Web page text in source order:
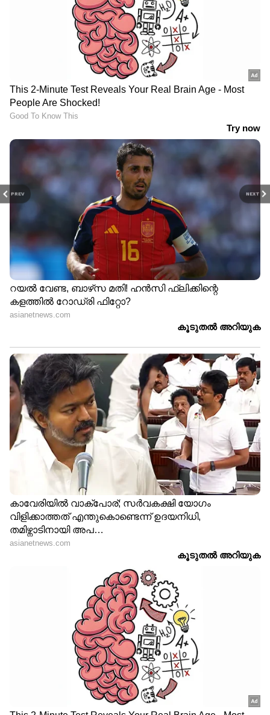
PREV NEXT
കാലാവധി കഴിഞ്ഞ് 6
വർഷമായിട്ടും നിക്ഷേപം
തിരികെ കിട്ടിയില്ല; എന്ത്
ചെയ്യണമെന്നറിയാതെ
പ്രവാസി
ഇറാനെതിരായ ആക്രമണം
മാറ്റി വയ്ക്കുന്നുവെന്ന്
LATEST VIDEOS
ചെന്നിത്തലയിൽ വെള്ളക്കെട്ട്; മഴ
മാറി നിൽക്കുന്നത് താത്കാലിക
ആശ്വാസം
ദില്ലിയിൽ റെഡ് അലർട്ട് പ്രഖ്യാപിച്ചു;
കനത്ത മഴ തുടരുമെന്ന് മുന്നറിയിപ്പ്